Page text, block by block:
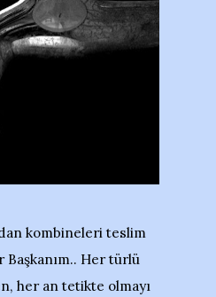
kombineleri teslim
Başkanım.. Her türlü
her an tetikte olmayı